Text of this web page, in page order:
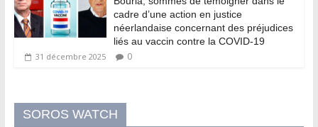
cadre d’une action en justice
néerlandaise concernant des préjudices
liés au vaccin contre la COVID-19
31 décembre 2025 0
SOROS WATCH